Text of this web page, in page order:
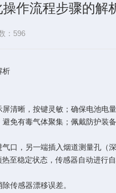
作流程步骤的解
：596
析
清晰，按键灵敏；确保电池电
免有毒气体聚集；佩戴防护
口，另一端插入烟道测量孔
至稳定状态，传感器自动进行
传感器漂移误差。